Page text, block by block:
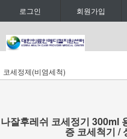
로그인 회원가입
코세정제(비염세척)
나잘후레쉬 코세정기 300ml
증 코세척기 /